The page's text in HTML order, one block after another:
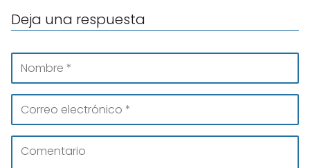
Deja una respuesta